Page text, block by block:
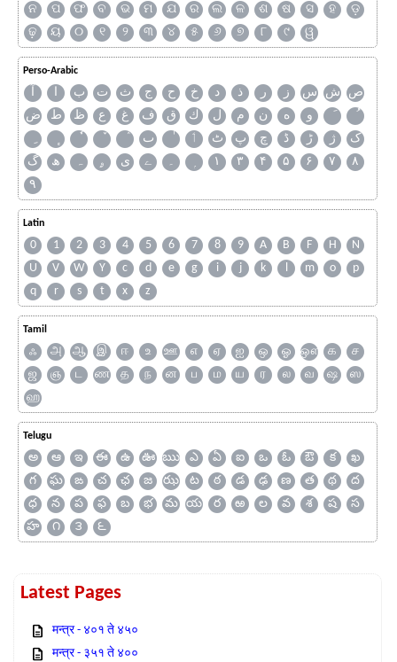
ନ
ପ ଫ ବ ଭ ମ ଯ ର ଲ ଳ ଶ ଷ ସ ହ
ଡ଼
ଢ଼
ୟ ୦ ୧ ୨ ୩ ୪ ୫ ୬ ୭ ୮ ୯ ୱ
Perso-Arabic
آ ا ب ت ث ج ح خ د ذ ر ز س ش ص
ض
ط ظ ع غ ف ق ك ل م ن ه
و
ٮ
ٲ ٹ پ چ ڈ ڑ ژ
ک
گ
ھ ہ ۄ ی ے ۔ ۱ ۳ ۴ ۵ ۶ ۷
۸
۹
Latin
0 1 2 3 4 5 6 7 8 9 A B F H
N
U
V W Y c d e g i j k l m o
p
q
r s t x z
Tamil
ஃ அ ஆ இ ஈ உ ஊ எ ஏ ஐ ஒ ஓ ஔ க
ச
ஜ
ஞ ட ண த ந ன ப ம ய ர ல வ ஷ
ஸ
ஹ
Telugu
అ ఆ ఇ ఈ ఉ ఊ ఋ ఎ ఏ ఐ ఒ ఓ ఔ క
ఖ
గ
ఘ ఙ చ ఛ జ ఝ ట ఠ డ ఢ ణ త థ
ద
ధ
న ప ఫ బ భ మ య ర ఱ ల వ శ ష
స
హ
౧ ౩ ౬
Latest Pages
मन्त्र - ४०१ ते ४५०
मन्त्र - ३५१ ते ४००